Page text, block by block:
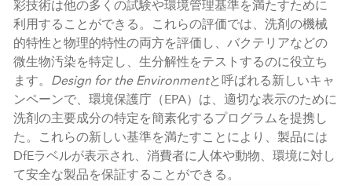
彩技術は他の多くの試験や環境管理基準を満たすために
利用することができる。これらの評価では、洗剤の機械
的特性と物理的特性の両方を評価し、バクテリアなどの
微生物汚染を特定し、生分解性をテストするのに役立ち
ます。 Design for the Environmentと呼ばれる新しいキャ
ンペーンで、環境保護庁（EPA）は、適切な表示のために
洗剤の主要成分の特定を簡素化するプログラムを提携し
た。これらの新しい基準を満たすことにより、製品には
DfEラベルが表示され、消費者に人体や動物、環境に対し
て安全な製品を保証することができる。